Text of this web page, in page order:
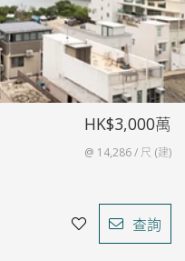
HK$3,000萬
@ 14,286 / 尺 (建)
查詢